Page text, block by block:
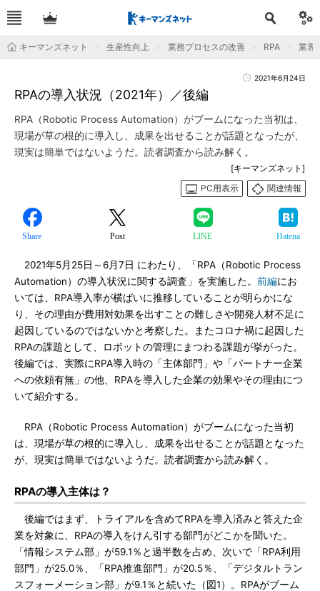
キーマンズネット 生産性向上 業務プロセスの改善 RPA 業界
2021年6月24日
RPAの導入状況（2021年）／後編
RPA（Robotic Process Automation）がブームになった当初は、
現場が草の根的に導入し、成果を出せることが話題となったが、
現実は簡単ではないようだ。読者調査から読み解く。
[キーマンズネット]
PC用表示
関連情報
Share Post LINE Hatena
2021年5月25日～6月7日 にわたり、「RPA（Robotic Process
Automation）の導入状況に関する調査」を実施した。 前編にお
いては、RPA導入率が横ばいに推移していることが明らかにな
り、その理由が費用対効果を出すことの難しさや開発人材不足に
起因しているのではないかと考察した。またコロナ禍に起因した
RPAの課題として、ロボットの管理にまつわる課題が挙がった。
後編では、実際にRPA導入時の「主体部門」や「パートナー企業
への依頼有無」の他、RPAを導入した企業の効果やその理由につ
いて紹介する。
RPA（Robotic Process Automation）がブームになった当初
は、現場が草の根的に導入し、成果を出せることが話題となった
が、現実は簡単ではないようだ。読者調査から読み解く。
RPAの導入主体は？
後編ではまず、トライアルを含めてRPAを導入済みと答えた企
業を対象に、RPAの導入をけん引する部門がどこかを聞いた。
「情報システム部」が59.1％と過半数を占め、次いで「RPA利用
部門」が25.0％、「RPA推進部門」が20.5％、「デジタルトラン
スフォーメーション部」が9.1％と続いた（図1）。RPAがブーム